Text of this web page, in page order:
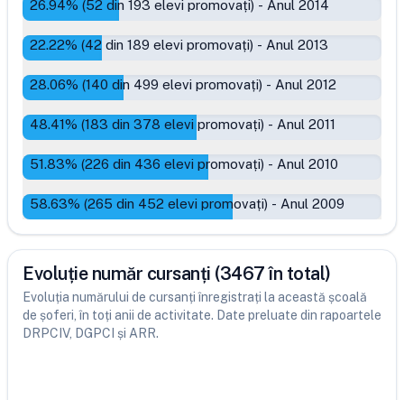
26.94% (52 din 193 elevi promovați) - Anul 2014
22.22% (42 din 189 elevi promovați) - Anul 2013
28.06% (140 din 499 elevi promovați) - Anul 2012
48.41% (183 din 378 elevi promovați) - Anul 2011
51.83% (226 din 436 elevi promovați) - Anul 2010
58.63% (265 din 452 elevi promovați) - Anul 2009
Evoluție număr cursanți (3467 în total)
Evoluția numărului de cursanți înregistrați la această școală
de șoferi, în toți anii de activitate. Date preluate din rapoartele
DRPCIV, DGPCI și ARR.